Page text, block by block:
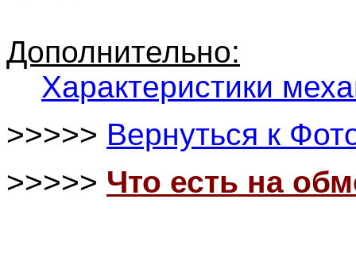
Дополнительно:
Характеристики
>>>>> Вернуться к
>>>>> Что есть на